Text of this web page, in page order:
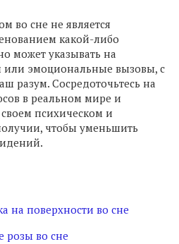
во сне не является
какой-либо
может указывать на
эмоциональные вызовы, с
разум. Сосредоточьтесь на
в реальном мире и
психическом и
чтобы уменьшить
на поверхности во сне
розы во сне